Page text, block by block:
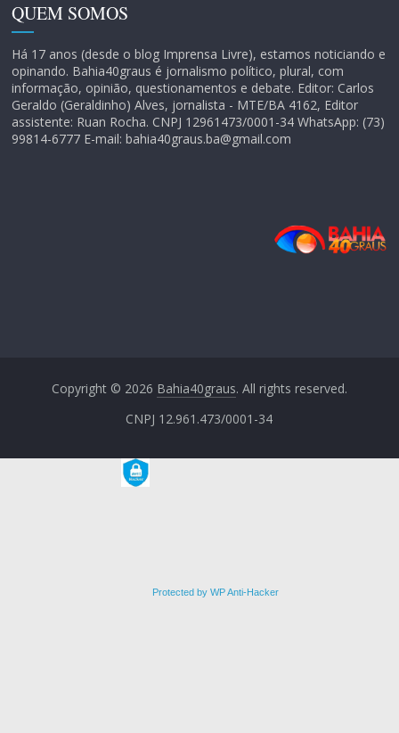
QUEM SOMOS
Há 17 anos (desde o blog Imprensa Livre), estamos noticiando e
opinando. Bahia40graus é jornalismo político, plural, com
informação, opinião, questionamentos e debate. Editor: Carlos
Geraldo (Geraldinho) Alves, jornalista - MTE/BA 4162, Editor
assistente: Ruan Rocha. CNPJ 12961473/0001-34 WhatsApp: (73)
99814-6777 E-mail: bahia40graus.ba@gmail.com
Copyright © 2026 Bahia40graus. All rights reserved.
CNPJ 12.961.473/0001-34
Protected by WP Anti-Hacker